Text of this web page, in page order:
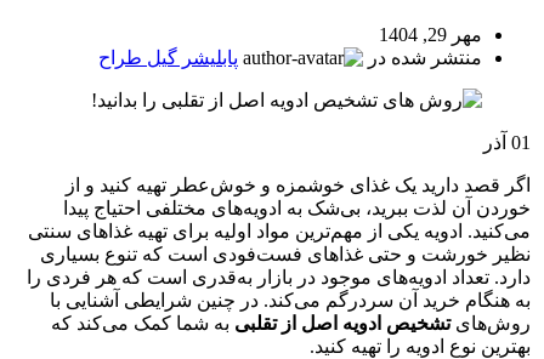
مهر 29, 1404
منتشر شده در
پابلیشر گیل طراح
01 آذر
اگر قصد دارید یک غذای خوشمزه و خوش‌عطر تهیه کنید و از
خوردن آن لذت ببرید، بی‌شک به ادویه‌های مختلفی احتیاج پیدا
می‌کنید. ادویه یکی از مهم‌ترین مواد اولیه برای تهیه غذاهای سنتی
نظیر خورشت‌ و حتی غذاهای فست‌فودی است که تنوع بسیاری
دارد. تعداد ادویه‌های موجود در بازار به‌قدری است که هر فردی را
به هنگام خرید آن سردرگم می‌کند. در چنین شرایطی آشنایی با
روش‌هایتشخیص ادویه اصل از تقلبی به شما کمک می‌کند که
بهترین نوع ادویه را تهیه کنید.